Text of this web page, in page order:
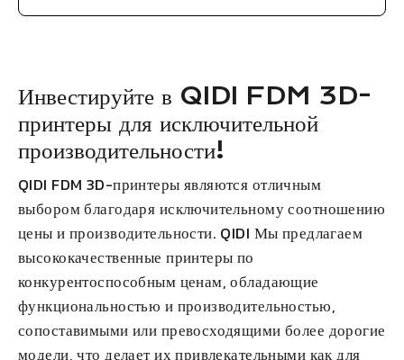
Инвестируйте в QIDI FDM 3D-
принтеры для исключительной
производительности!
QIDI FDM 3D-принтеры являются отличным
выбором благодаря исключительному соотношению
цены и производительности. QIDI Мы предлагаем
высококачественные принтеры по
конкурентоспособным ценам, обладающие
функциональностью и производительностью,
сопоставимыми или превосходящими более дорогие
модели, что делает их привлекательными как для